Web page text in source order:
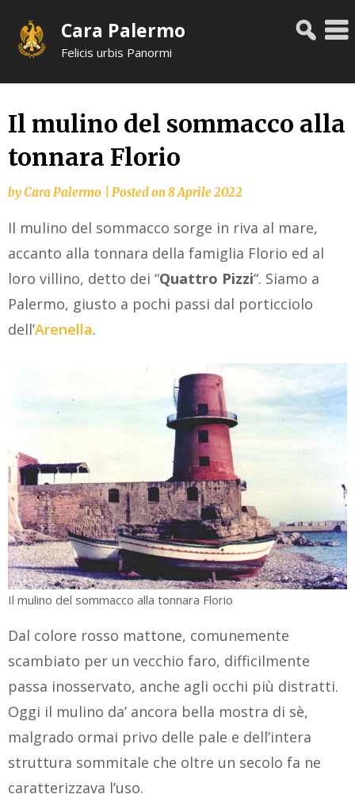
content
Cara Palermo
Felicis urbis Panormi
Il mulino del sommacco alla
tonnara Florio
byCara Palermo Posted on8 Aprile 2022
Il mulino del sommacco sorge in riva al mare,
accanto alla tonnara della famiglia Florio ed al
loro villino, detto dei “Quattro Pizzi“. Siamo a
Palermo, giusto a pochi passi dal porticciolo
dell’Arenella.
Il mulino del sommacco alla tonnara Florio
Dal colore rosso mattone, comunemente
scambiato per un vecchio faro, difficilmente
passa inosservato, anche agli occhi più distratti.
Oggi il mulino da’ ancora bella mostra di sè,
malgrado ormai privo delle pale e dell’intera
struttura sommitale che oltre un secolo fa ne
caratterizzava l’uso.